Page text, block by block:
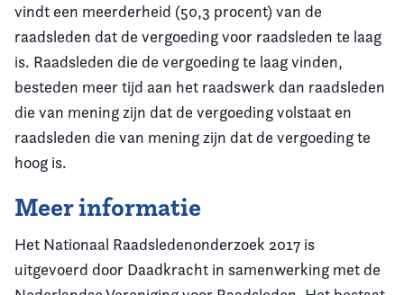
vindt een meerderheid (50,3 procent) van de
raadsleden dat de vergoeding voor raadsleden te laag
is. Raadsleden die de vergoeding te laag vinden,
besteden meer tijd aan het raadswerk dan raadsleden
die van mening zijn dat de vergoeding volstaat en
raadsleden die van mening zijn dat de vergoeding te
hoog is.
Meer informatie
Het Nationaal Raadsledenonderzoek 2017 is
uitgevoerd door Daadkracht in samenwerking met de